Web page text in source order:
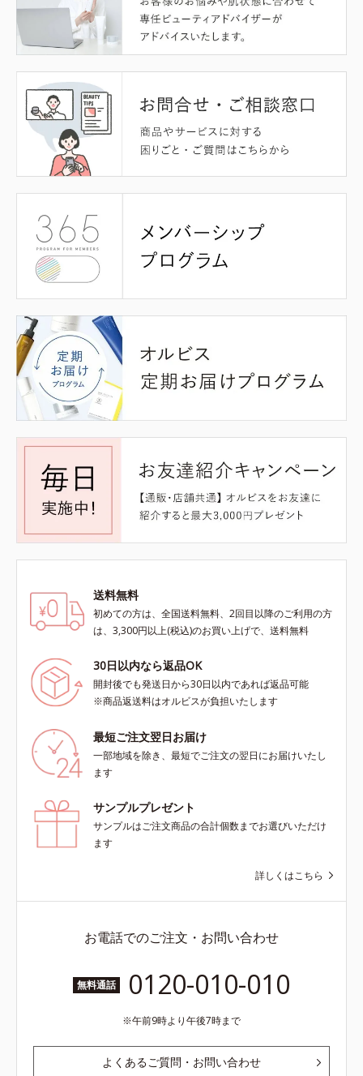
送料無料
初めての方は、全国送料無料、2回目以降のご利用の方
は、3,300円以上(税込)のお買い上げで、送料無料
30日以内なら返品OK
開封後でも発送日から30日以内であれば返品可能
※商品返送料はオルビスが負担いたします
最短ご注文翌日お届け
一部地域を除き、最短でご注文の翌日にお届けいたし
ます
サンプルプレゼント
サンプルはご注文商品の合計個数までお選びいただけ
ます
詳しくはこちら
お電話でのご注文・お問い合わせ
無料通話 0120-010-010
午前9時より午後7時まで
よくあるご質問・お問い合わせ